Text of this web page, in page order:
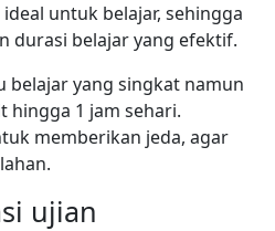
untuk belajar, sehingga
durasi belajar yang efektif.
belajar yang singkat namun
hingga 1 jam sehari.
memberikan jeda, agar
ujian